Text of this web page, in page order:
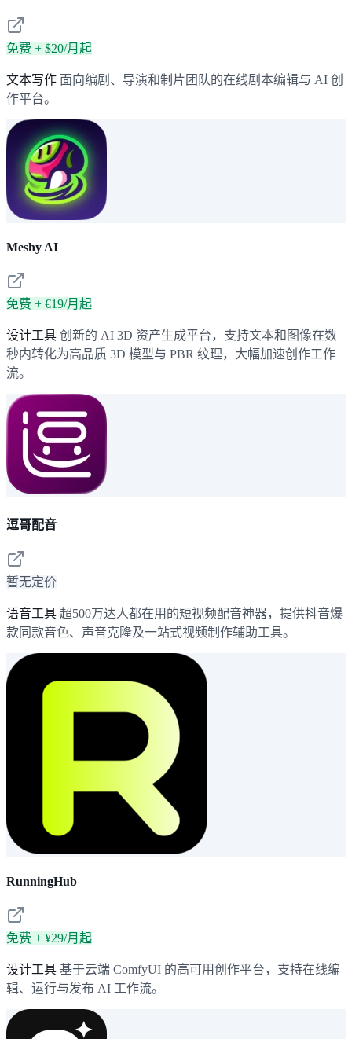
免费 + $20/月起
文本写作 面向编剧、导演和制片团队的在线剧本编辑与 AI 创
作平台。
Meshy AI
免费 + €19/月起
设计工具 创新的 AI 3D 资产生成平台，支持文本和图像在数
秒内转化为高品质 3D 模型与 PBR 纹理，大幅加速创作工作
流。
逗哥配音
暂无定价
语音工具 超500万达人都在用的短视频配音神器，提供抖音爆
款同款音色、声音克隆及一站式视频制作辅助工具。
RunningHub
免费 + ¥29/月起
设计工具 基于云端 ComfyUI 的高可用创作平台，支持在线编
辑、运行与发布 AI 工作流。